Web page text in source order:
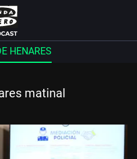
HENARES
matinal